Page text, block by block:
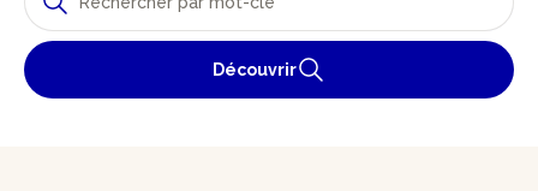
Découvrir